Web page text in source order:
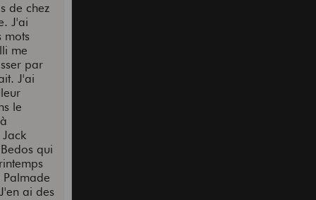
de chez
J'ai
mots
me
par
J'ai
le
qui
ai des